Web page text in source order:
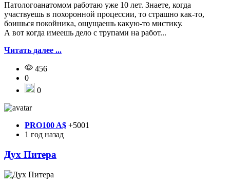
Патологоанатомом работаю уже 10 лет. Знаете, когда
участвуешь в похоронной процессии, то страшно как-то,
боишься покойника, ощущаешь какую-то мистику.
А вот когда имеешь дело с трупами на работ...
Читать далее ...
456
0
0
PRO100 A$ +5001
1 год назад
Дух Питера